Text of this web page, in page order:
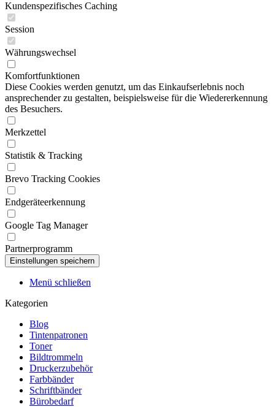
Kundenspezifisches Caching
Session
Währungswechsel
Komfortfunktionen
Diese Cookies werden genutzt, um das Einkaufserlebnis noch
ansprechender zu gestalten, beispielsweise für die Wiedererkennung
des Besuchers.
Merkzettel
Statistik & Tracking
Brevo Tracking Cookies
Endgeräteerkennung
Google Tag Manager
Partnerprogramm
Menü schließen
Kategorien
Blog
Tintenpatronen
Toner
Bildtrommeln
Druckerzubehör
Farbbänder
Schriftbänder
Bürobedarf